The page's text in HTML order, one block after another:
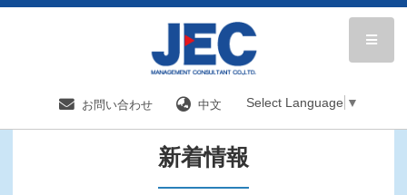
お問い合わせ 中文 Select Language ▼
新着情報／国内分野一覧 新着情報
新着情報